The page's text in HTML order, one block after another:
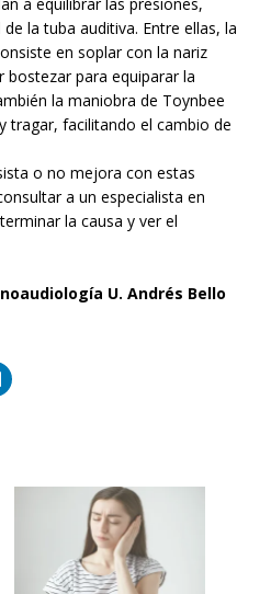
la tuba auditiva. Entre ellas, la
en soplar con la nariz
bostezar para equiparar la
la maniobra de Toynbee
tragar, facilitando el cambio de
o no mejora con estas
a un especialista en
la causa y ver el
U. Andrés Bello